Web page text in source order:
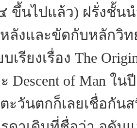
ขึ้นไปแล้ว) ฝรั่งชั้น
ลังและขัดกับหลักวิ
บเรียงเรื่อง The
Descent of Man
ะวันตกก็เลยเชื่อกัน